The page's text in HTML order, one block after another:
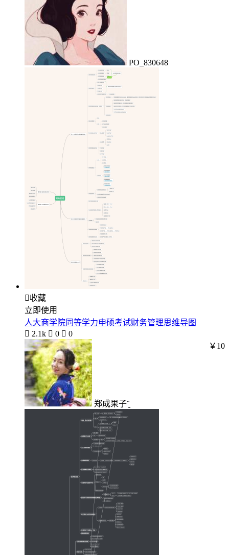
PO_830648
收藏
立即使用
人大商学院同等学力申硕考试财务管理思维导图
 2.1k  0  0
郑成果子¨̮
￥10